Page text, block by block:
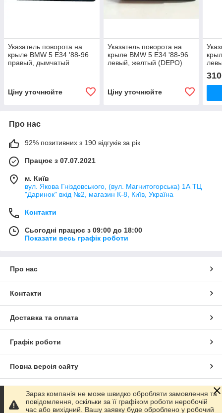
Указатель поворота на
крыле BMW 5 E34 '88-96
правый, дымчатый
Ціну уточнюйте
Указатель поворота на
крыле BMW 5 E34 '88-96
левый, желтый (DEPO)
Ціну уточнюйте
310
Про нас
92% позитивних з 190 відгуків за рік
Працює з 07.07.2021
м. Київ
вул. Якова Гніздовського, (вул. Магнитогорська) 1А ТЦ
"Даринок" вхід №2, магазин К-8, Київ, Україна
Контакти
Сьогодні працює з 09:00 до 18:00
Показати весь графік роботи
Про нас
Контакти
Доставка та оплата
Графік роботи
Повна версія сайту
Сайт створено на маркетплейсі Prom.ua
Зараз компанія не може швидко обробляти замовлення та
повідомлення, оскільки за її графіком роботи неробочій
час або вихідний. Вашу заявку буде оброблено у робочий